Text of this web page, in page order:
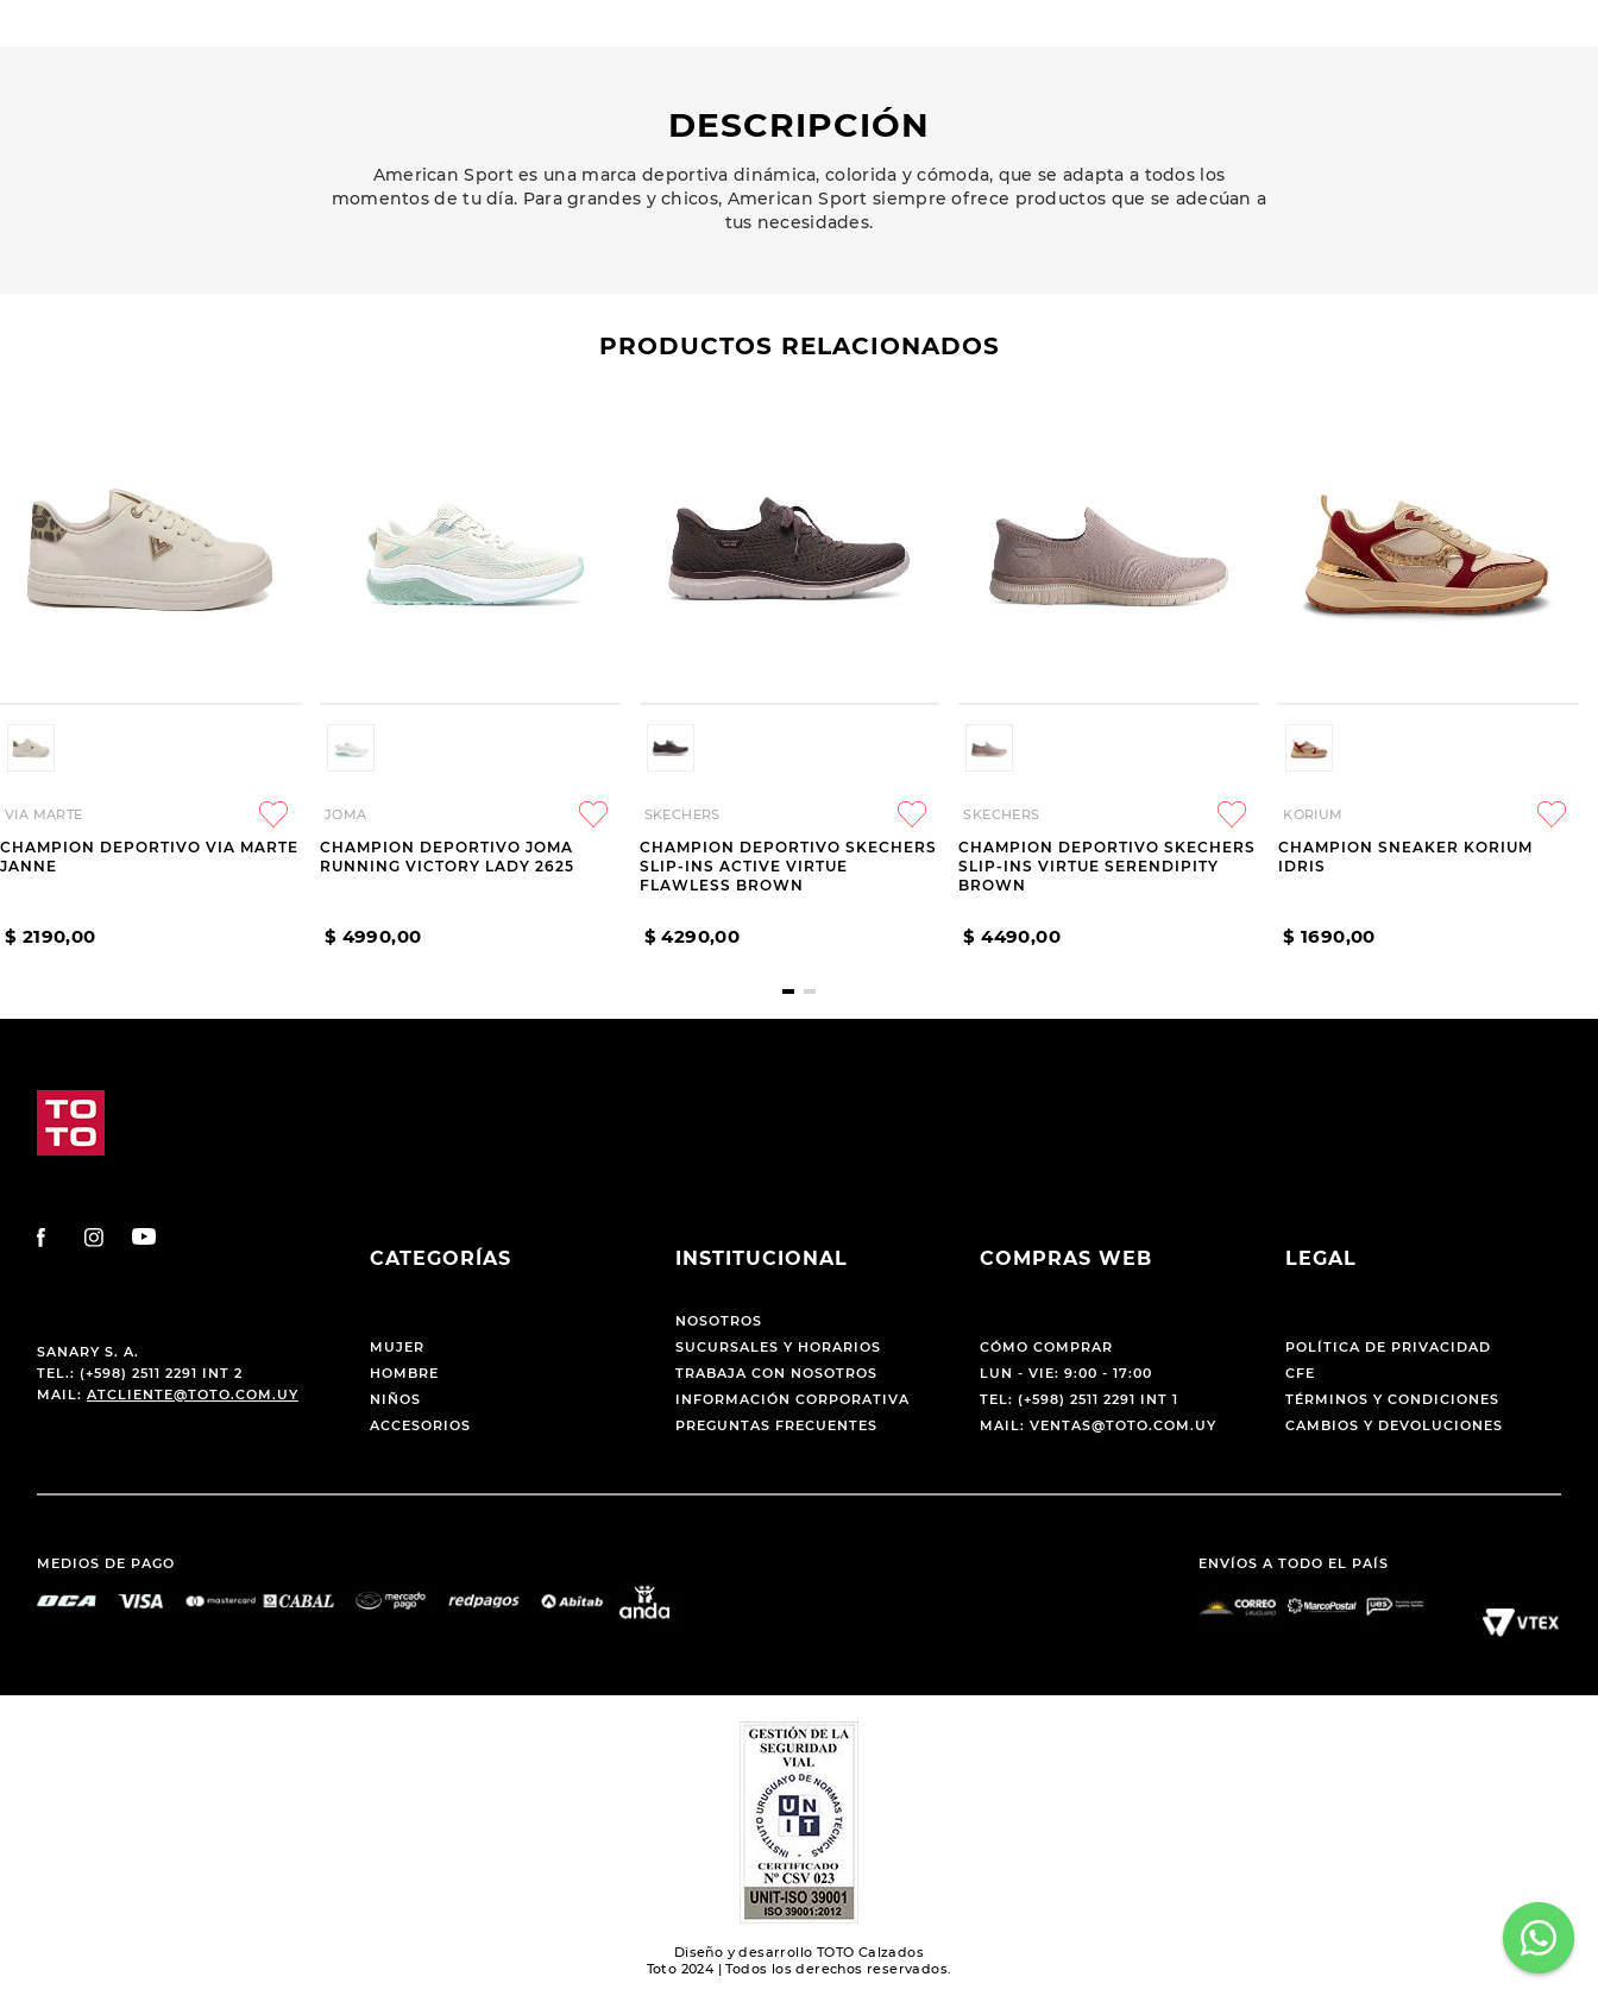
DESCRIPCIÓN
American Sport es una marca deportiva dinámica, colorida y cómoda, que se adapta a todos los
momentos de tu día. Para grandes y chicos, American Sport siempre ofrece productos que se adecúan a
tus necesidades.
PRODUCTOS RELACIONADOS
VIA MARTE
CHAMPION DEPORTIVO VIA MARTE
JANNE
$ 2190,00
JOMA
CHAMPION DEPORTIVO JOMA
RUNNING VICTORY LADY 2625
$ 4990,00
SKECHERS
CHAMPION DEPORTIVO SKECHERS
SLIP-INS ACTIVE VIRTUE
FLAWLESS BROWN
$ 4290,00
SKECHERS
CHAMPION DEPORTIVO SKECHERS
SLIP-INS VIRTUE SERENDIPITY
BROWN
$ 4490,00
KORIUM
CHAMPION SNEAKER KORIUM
IDRIS
$ 1690,00
SANARY S. A.
TEL.: (+598) 2511 2291 INT 2
MAIL: ATCLIENTE@TOTO.COM.UY
CATEGORÍAS
MUJER
HOMBRE
NIÑOS
ACCESORIOS
INSTITUCIONAL
NOSOTROS
SUCURSALES Y HORARIOS
TRABAJA CON NOSOTROS
INFORMACIÓN CORPORATIVA
PREGUNTAS FRECUENTES
COMPRAS WEB
CÓMO COMPRAR
LUN - VIE: 9:00 - 17:00
TEL: (+598) 2511 2291 INT 1
MAIL: VENTAS@TOTO.COM.UY
LEGAL
POLÍTICA DE PRIVACIDAD
CFE
TÉRMINOS Y CONDICIONES
CAMBIOS Y DEVOLUCIONES
MEDIOS DE PAGO ENVÍOS A TODO EL PAÍS
Diseño y desarrollo TOTO Calzados
Toto 2024 | Todos los derechos reservados.